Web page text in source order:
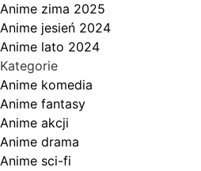
Anime zima 2025
Anime jesień 2024
Anime lato 2024
Kategorie
Anime komedia
Anime fantasy
Anime akcji
Anime drama
Anime sci-fi